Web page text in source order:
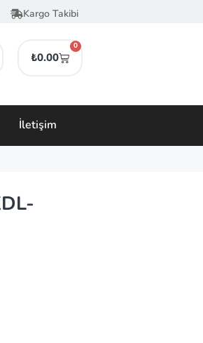
Kargo Takibi
₺0.00
0
İletişim